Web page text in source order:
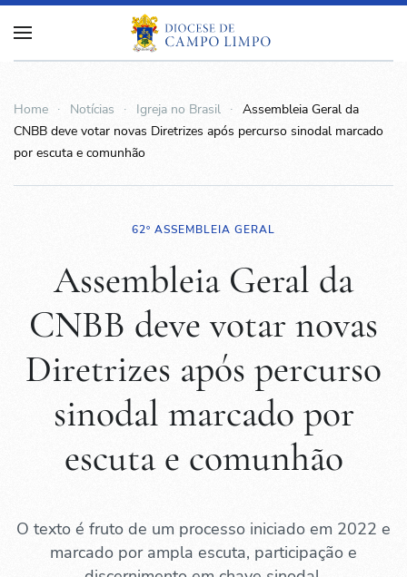
Home Notícias Igreja no Brasil
Assembleia Geral da
CNBB deve votar novas Diretrizes após percurso sinodal marcado
por escuta e comunhão
62º ASSEMBLEIA GERAL
Assembleia Geral da
CNBB deve votar novas
Diretrizes após percurso
sinodal marcado por
escuta e comunhão
O texto é fruto de um processo iniciado em 2022 e
marcado por ampla escuta, participação e